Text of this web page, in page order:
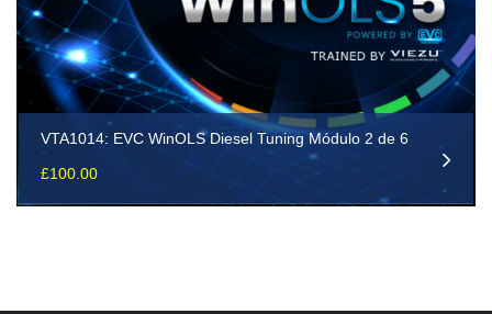
VTA1014: EVC WinOLS Diesel Tuning Módulo 2 de 6
£100.00